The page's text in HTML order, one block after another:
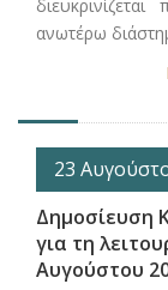
ανωτέρω
23
Δημοσίευση
για τη
Αυγούστου